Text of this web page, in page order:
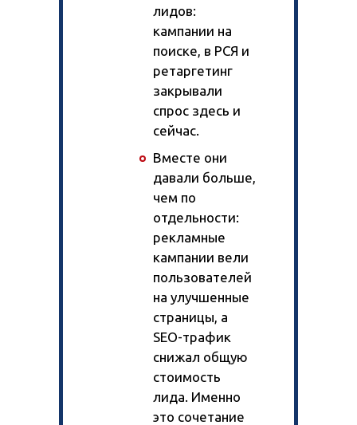
лидов:
кампании на
поиске, в РСЯ и
ретаргетинг
закрывали
спрос здесь и
сейчас.
Вместе они
давали больше,
чем по
отдельности:
рекламные
кампании вели
пользователей
на улучшенные
страницы, а
SEO-трафик
снижал общую
стоимость
лида. Именно
это сочетание